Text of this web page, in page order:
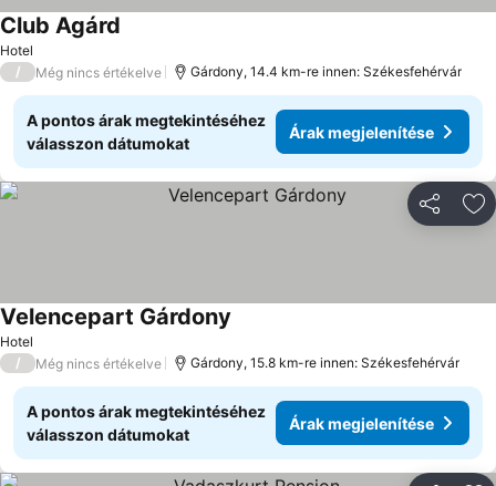
Hotel
Club Agárd
/ Még nincs értékelve Gárdony, 14.4 km-re innen: Székesfehérvár
A pontos árak megtekintéséhez
válasszon dátumokat
Árak megjelenítése
Hotel
Velencepart Gárdony
/ Még nincs értékelve Gárdony, 15.8 km-re innen: Székesfehérvár
A pontos árak megtekintéséhez
válasszon dátumokat
Árak megjelenítése